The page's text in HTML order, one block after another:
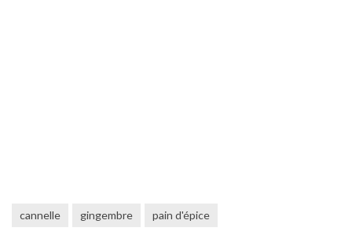
cannelle gingembre pain d'épice